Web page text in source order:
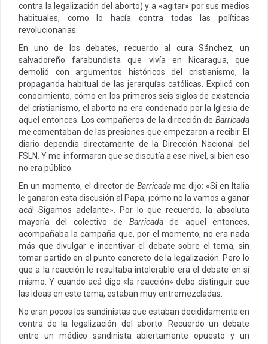
contra la legalización del aborto) y a «agitar» por sus medios
habituales, como lo hacía contra todas las políticas
revolucionarias.
En uno de los debates, recuerdo al cura Sánchez, un
salvadoreño farabundista que vivía en Nicaragua, que
demolió con argumentos históricos del cristianismo, la
propaganda habitual de las jerarquías católicas. Explicó con
conocimiento, cómo en los primeros seis siglos de existencia
del cristianismo, el aborto no era condenado por la Iglesia de
aquel entonces. Los compañeros de la dirección de Barricada
me comentaban de las presiones que empezaron a recibir. El
diario dependía directamente de la Dirección Nacional del
FSLN. Y me informaron que se discutía a ese nivel, si bien eso
no era público.
En un momento, el director de Barricada me dijo: «Si en Italia
le ganaron esta discusión al Papa, ¡cómo no la vamos a ganar
acá! Sigamos adelante». Por lo que recuerdo, la absoluta
mayoría del colectivo de Barricadade aquel entonces,
acompañaba la campaña que, por el momento, no era nada
más que divulgar e incentivar el debate sobre el tema, sin
tomar partido en el punto concreto de la legalización. Pero lo
que a la reacción le resultaba intolerable era el debate en sí
mismo. Y cuando acá digo «la reacción» debo distinguir que
las ideas en este tema, estaban muy entremezcladas.
No eran pocos los sandinistas que estaban decididamente en
contra de la legalización del aborto. Recuerdo un debate
entre un médico sandinista abiertamente opuesto y un